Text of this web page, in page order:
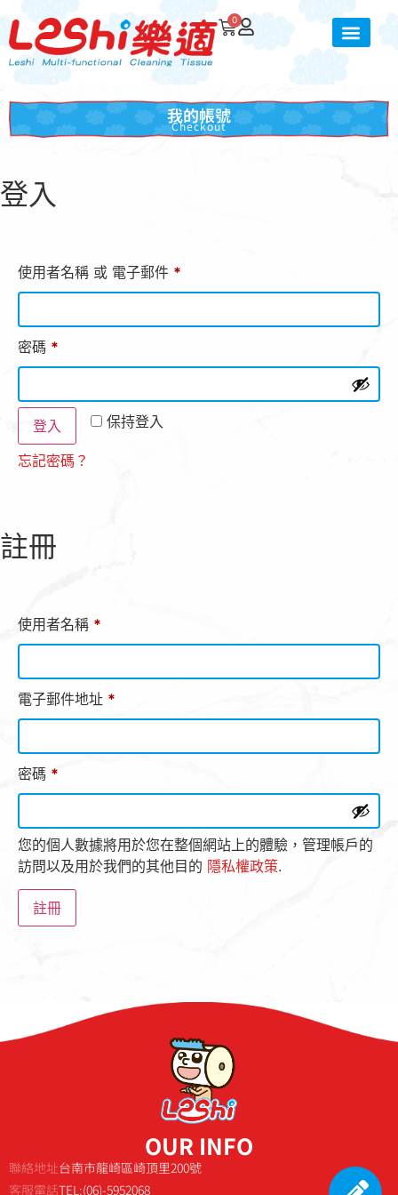
0
我的帳號
Checkout
登入
使用者名稱 或 電子郵件 *
密碼 *
保持登入
登入
忘記密碼？
註冊
使用者名稱 *
電子郵件地址 *
密碼 *
您的個人數據將用於您在整個網站上的體驗，管理帳戶的
訪問以及用於我們的其他目的 隱私權政策.
註冊
OUR INFO
聯絡地址
客服電話
台南市龍崎區崎頂里200號
TEL:(06)-5952068